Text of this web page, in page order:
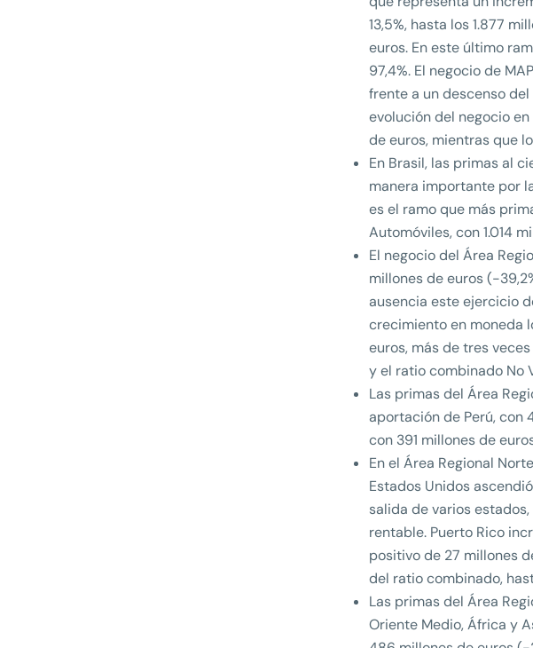
13,5%, hasta los 1.877
euros. En este último
97,4%. El negocio de
frente a un descenso
evolución del negocio
de euros, mientras que
En Brasil, las primas al
manera importante por
es el ramo que más
Automóviles, con 1.014
El negocio del Área
millones de euros (-
ausencia este ejercicio
crecimiento en moneda
euros, más de tres
y el ratio combinado No
Las primas del Área
aportación de Perú, con
con 391 millones de
En el Área Regional
Estados Unidos
salida de varios
rentable. Puerto Rico
positivo de 27 millones
del ratio combinado,
Las primas del Área
Oriente Medio, África y